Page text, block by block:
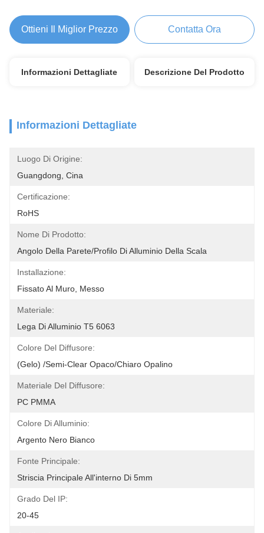
Ottieni Il Miglior Prezzo Contatta Ora
Informazioni Dettagliate Descrizione Del Prodotto
Informazioni Dettagliate
Luogo Di Origine:
Guangdong, Cina
Certificazione:
RoHS
Nome Di Prodotto:
Angolo Della Parete/profilo Di Alluminio Della Scala
Installazione:
Fissato Al Muro, Messo
Materiale:
Lega Di Alluminio T5 6063
Colore Del Diffusore:
(Gelo) /Semi-Clear Opaco/chiaro Opalino
Materiale Del Diffusore:
PC PMMA
Colore Di Alluminio:
Argento Nero Bianco
Fonte Principale:
Striscia Principale All'interno Di 5mm
Grado Del IP:
20-45